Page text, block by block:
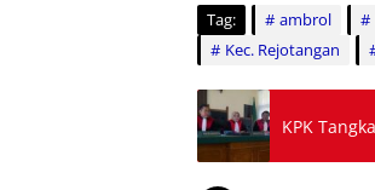
Tag: ambrol
Kec. Rejotangan